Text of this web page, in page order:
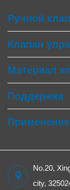
Ручной
Клапан
Материал
Поддержка
Применение
No.20,
city,